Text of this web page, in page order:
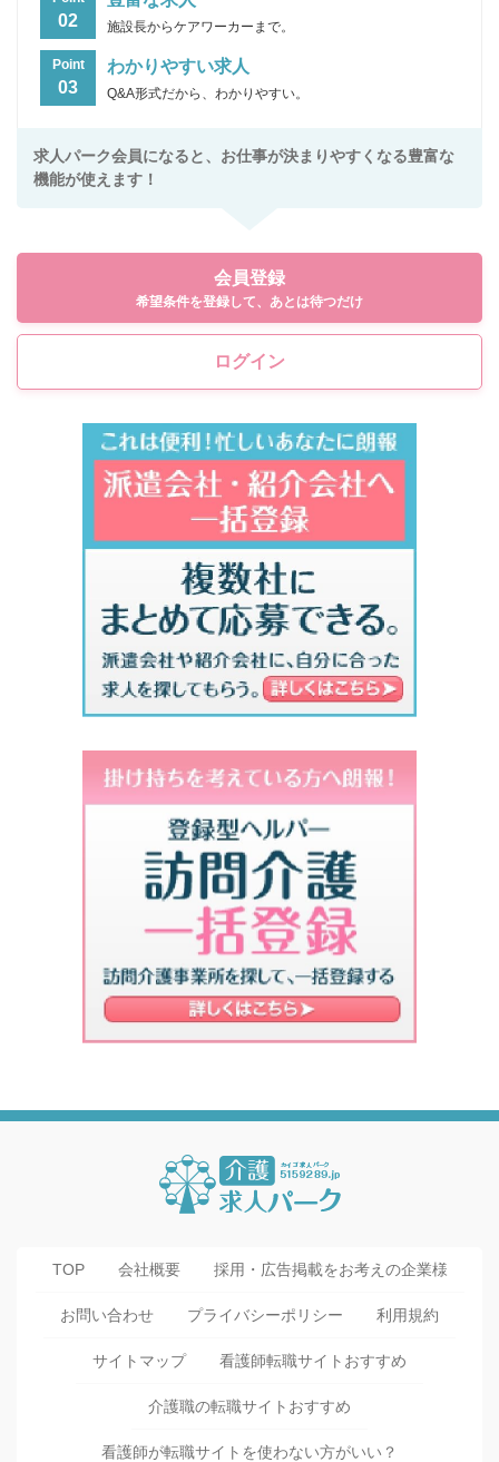
02 施設長からケアワーカーまで。
Point
03
わかりやすい求人
Q&A形式だから、わかりやすい。
求人パーク会員になると、お仕事が決まりやすくなる豊富な
機能が使えます！
会員登録
希望条件を登録して、あとは待つだけ
ログイン
TOP 会社概要 採用・広告掲載をお考えの企業様
お問い合わせ プライバシーポリシー 利用規約
サイトマップ 看護師転職サイトおすすめ
介護職の転職サイトおすすめ
看護師が転職サイトを使わない方がいい？